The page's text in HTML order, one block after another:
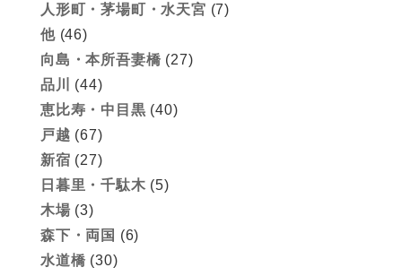
人形町・茅場町・水天宮 (7)
他(46)
向島・本所吾妻橋 (27)
品川
(44)
恵比寿・中目黒 (40)
戸越 (67)
新宿 (27)
日暮里・千駄木 (5)
木場 (3)
森下・両国 (6)
水道橋 (30)